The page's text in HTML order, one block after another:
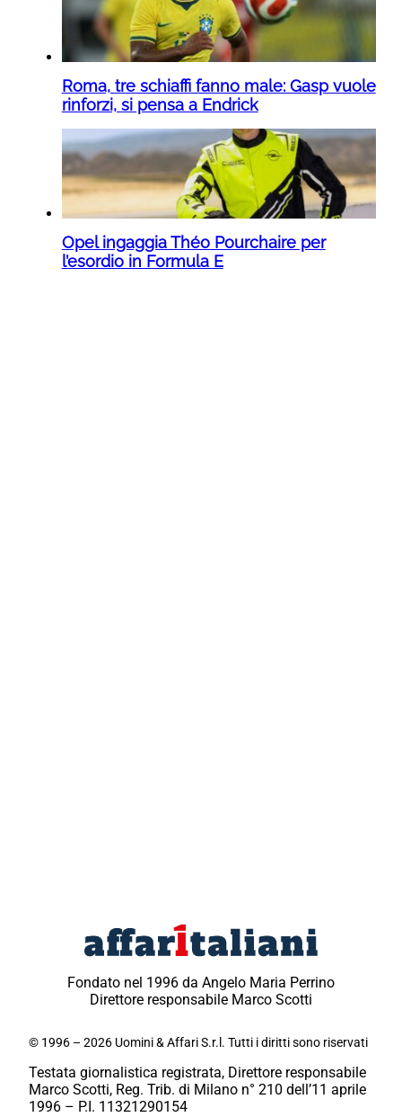
Roma, tre schiaffi fanno male: Gasp vuole
rinforzi, si pensa a Endrick
Opel ingaggia Théo Pourchaire per
l’esordio in Formula E
Fondato nel 1996 da Angelo Maria Perrino
Direttore responsabile Marco Scotti
© 1996 – 2026 Uomini & Affari S.r.l. Tutti i diritti sono riservati
Testata giornalistica registrata, Direttore responsabile
Marco Scotti, Reg. Trib. di Milano n° 210 dell’11 aprile
1996 – P.I. 11321290154